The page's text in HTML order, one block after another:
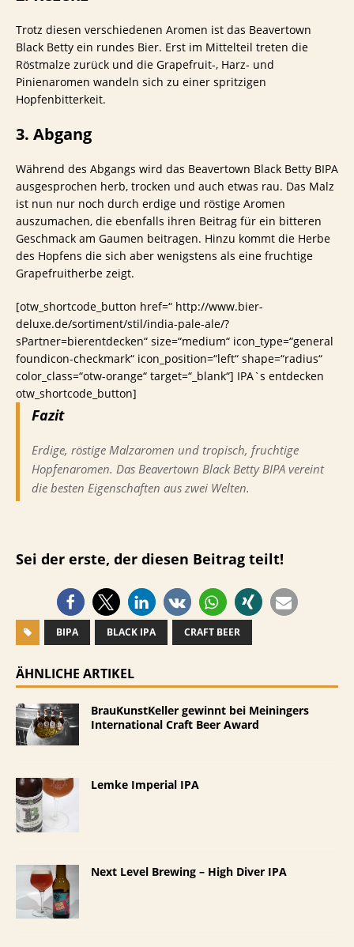
Trotz diesen verschiedenen Aromen ist das Beavertown
Black Betty ein rundes Bier. Erst im Mittelteil treten die
Röstmalze zurück und die Grapefruit-, Harz- und
Pinienaromen wandeln sich zu einer spritzigen
Hopfenbitterkeit.
3. Abgang
Während des Abgangs wird das Beavertown Black Betty BIPA
ausgesprochen herb, trocken und auch etwas rau. Das Malz
ist nun nur noch durch erdige und röstige Aromen
auszumachen, die ebenfalls ihren Beitrag für ein bitteren
Geschmack am Gaumen beitragen. Hinzu kommt die Herbe
des Hopfens die sich aber wenigstens als eine fruchtige
Grapefruitherbe zeigt.
[otw_shortcode_button href=“ http://www.bier-
deluxe.de/sortiment/stil/india-pale-ale/?
sPartner=bierentdecken“ size=“medium“ icon_type=“general
foundicon-checkmark“ icon_position=“left“ shape=“radius“
color_class=“otw-orange“ target=“_blank“] IPA`s entdecken
otw_shortcode_button]
Fazit
Erdige, röstige Malzaromen und tropisch, fruchtige
Hopfenaromen. Das Beavertown Black Betty BIPA vereint
die besten Eigenschaften aus zwei Welten.
Sei der erste, der diesen Beitrag teilt!
BIPA BLACK IPA CRAFT BEER
ÄHNLICHE ARTIKEL
BrauKunstKeller gewinnt bei Meiningers
International Craft Beer Award
Lemke Imperial IPA
Next Level Brewing – High Diver IPA